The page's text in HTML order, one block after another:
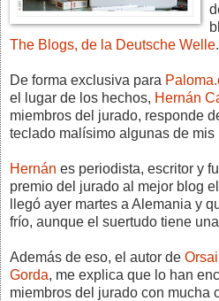
The Blogs, de la Deutsche Welle.
De forma exclusiva para
el lugar de los hechos, Hernán
miembros del jurado, responde
teclado malísimo algunas de mis
Hernán es periodista, escritor y
premio del jurado al mejor blog
llegó ayer martes a Alemania y
frío, aunque el suertudo tiene
Además de eso, el autor de Orsai
Gorda, me explica que lo han
miembros del jurado con mucha